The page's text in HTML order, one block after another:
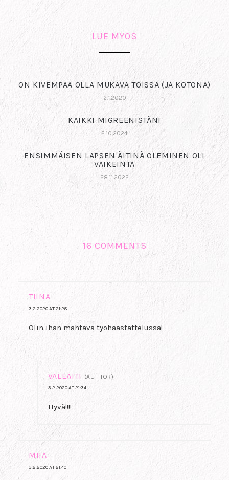
LUE MYÖS
ON KIVEMPAA OLLA MUKAVA TÖISSÄ (JA KOTONA)
2.1.2020
KAIKKI MIGREENISTÄNI
2.10.2024
ENSIMMÄISEN LAPSEN ÄITINÄ OLEMINEN OLI
VAIKEINTA
28.11.2022
16 COMMENTS
TIINA
3.2.2020 AT 21:28
Olin ihan mahtava työhaastattelussa!
VALEÄITI (AUTHOR)
3.2.2020 AT 21:34
Hyvä!!!!
MIIA
3.2.2020 AT 21:40